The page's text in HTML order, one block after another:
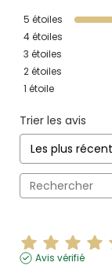
5 étoiles
4étoiles
3 étoiles
2étoiles
1 étoile
Trier les avis
Avis vérifié